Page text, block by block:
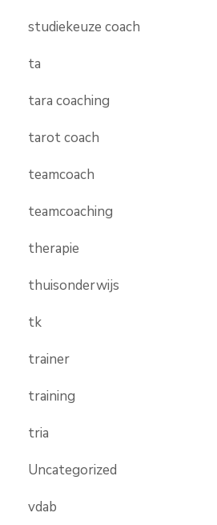
studiekeuze coach
ta
tara coaching
tarot coach
teamcoach
teamcoaching
therapie
thuisonderwijs
tk
trainer
training
tria
Uncategorized
vdab